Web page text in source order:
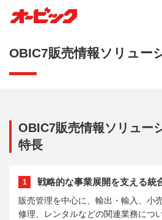
OBIC7販売情報ソリュー
OBIC7販売情報ソリュー
特長
1 戦略的な事業展開を支える統
販売管理を中心に、輸出・輸入、小
修理、レンタルなどの関連業務につ